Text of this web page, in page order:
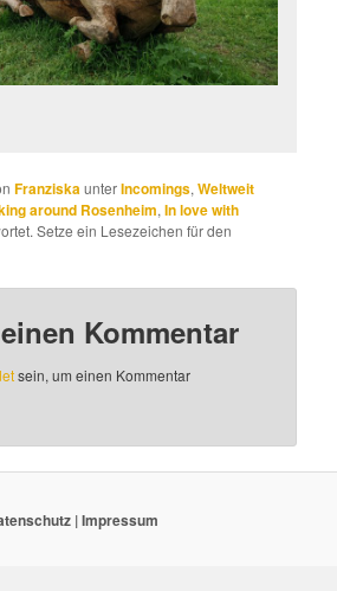
FranziskaunterIncomings,Weltweit
around Rosenheim,In love with
Setze ein Lesezeichen für den
Kommentar
sein, um einen Kommentar
|Impressum